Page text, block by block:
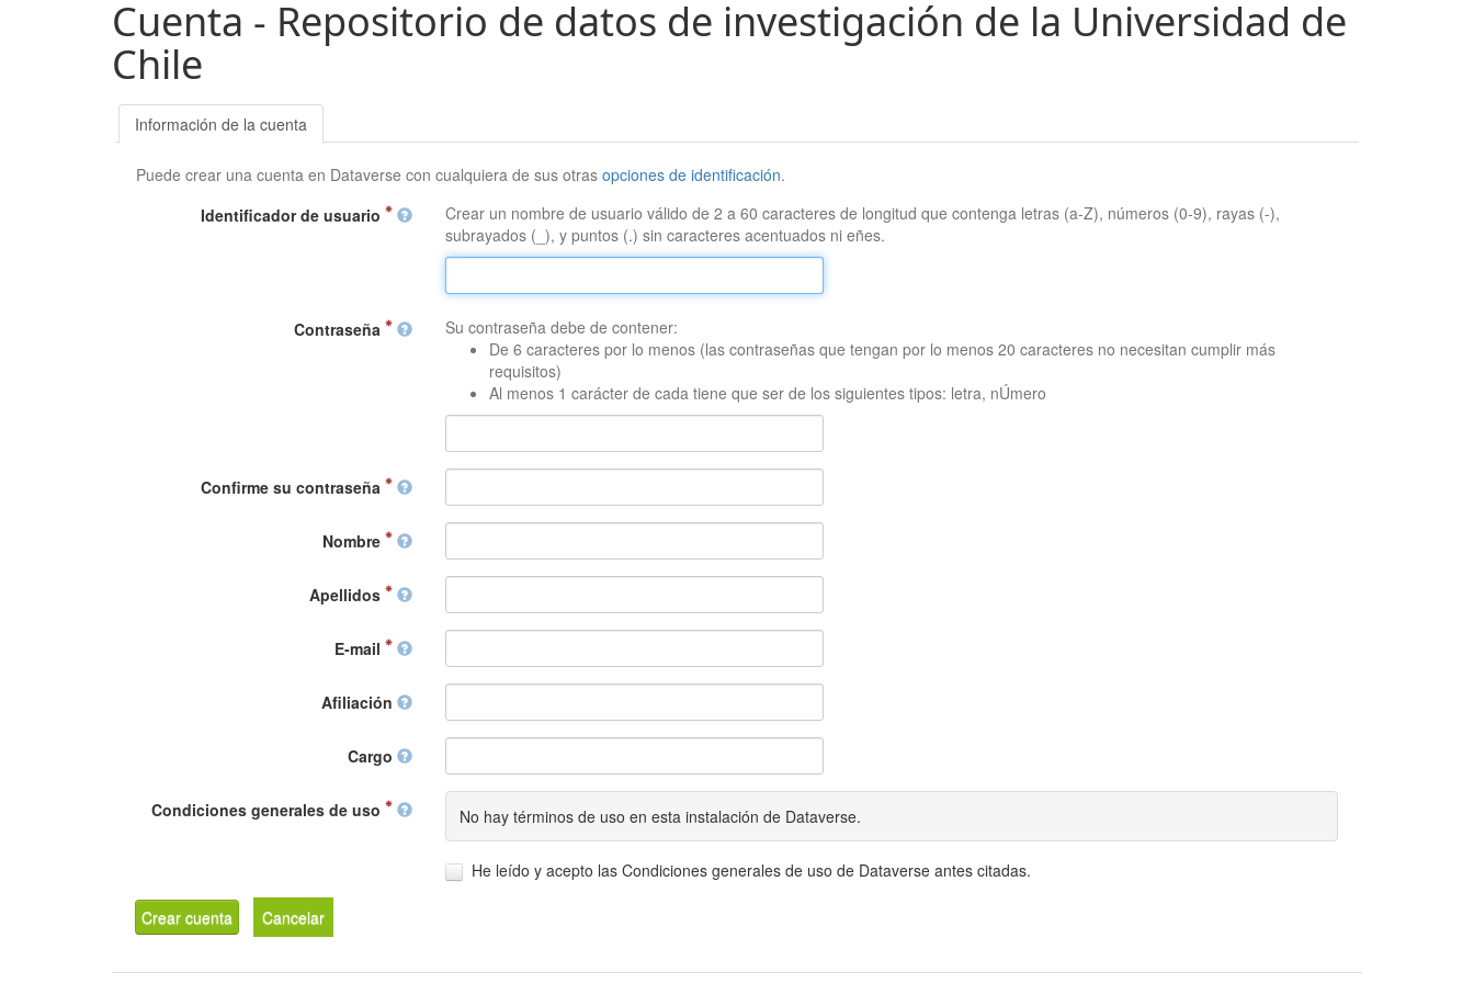
Cuenta - Repositorio de datos de investigación de la Universidad de
Chile
Información de la cuenta
Puede crear una cuenta en Dataverse con cualquiera de sus otrasopciones de identificación.
Identificador de usuario
Crear un nombre de usuario válido de 2 a 60 caracteres de longitud que contenga letras (a-Z), números (0-9), rayas (-),
subrayados (_), y puntos (.) sin caracteres acentuados ni eñes.
Contraseña
Su contraseña debe de contener:
De 6 caracteres por lo menos (las contraseñas que tengan por lo menos 20 caracteres no necesitan cumplir más
requisitos)
Al menos 1 carácter de cada tiene que ser de los siguientes tipos: letra, nÚmero
Confirme su contraseña
Nombre
Apellidos
E-mail
Afiliación
Cargo
Condiciones generales de uso No hay términos de uso en esta instalación de Dataverse.
He leído y acepto las Condiciones generales de uso de Dataverse antes citadas.
Crear cuenta Cancelar